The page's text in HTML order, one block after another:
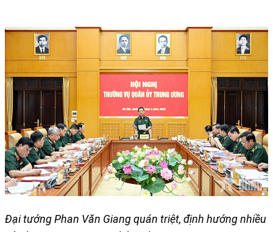
Đại tướng Phan Văn Giang quán triệt, định hướng nhiều